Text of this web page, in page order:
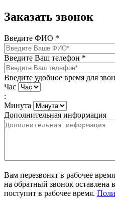
Заказать звонок
Введите ФИО *
Введите Ваш телефон *
Введите удобное время для
Час
:
Минута
Дополнительная информация
Вам перезвонят в рабочее
на обратный звонок оставлена
поступит в рабочее время.